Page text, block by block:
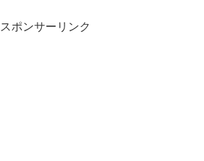
スポンサーリンク